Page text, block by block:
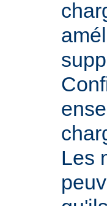
Les